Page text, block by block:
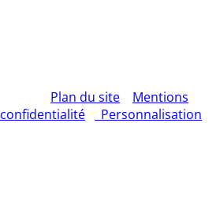
Plan du site
Mentions
Personnalisation